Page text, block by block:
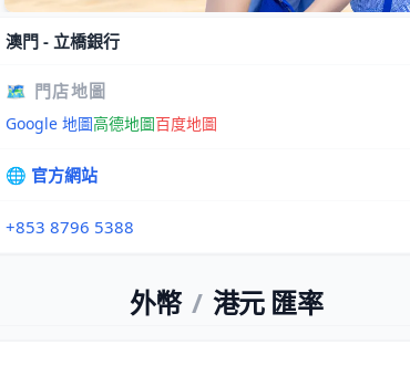
澳門 - 立橋銀行
🗺️ 門店地圖
Google 地圖高德地圖百度地圖
🌐 官方網站
+853 8796 5388
外幣 / 港元 匯率